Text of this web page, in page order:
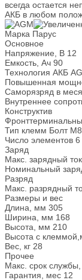
всегда остается
АКБ в любом
Марка Парус
Основное
Напряжение, В 12
Емкость, Ач 90
Технология АКБ
Повышенная
Саморязряд в
Внутреннее
Конструктив
Тип клемм Болт М8
Число элементов 6
Заряд
Макс. зарядный
Номинальный
Разряд
Макс. разрядный
Размеры и вес
Длина, мм 305
Ширина, мм 168
Высота, мм 210
Высота с
Вес, кг 28
Прочее
Макс. срок службы,
Гарантия, мес 12